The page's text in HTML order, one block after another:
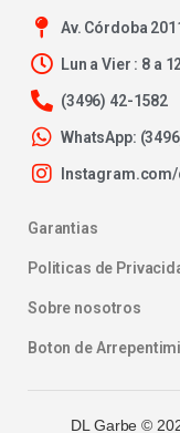
Av. Córdoba
Lun a Vier : 8 a
(3496) 42-1582
WhatsApp:
Garantias
Politicas de
Sobre nosotros
Boton de
DL Garbe ©